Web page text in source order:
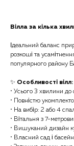
Вілла за кілька
Ідеальний баланс
розкоші та
популярного району
✨ Особливості вілл:
• Усього 3 хвилини до
• Повністю
• На вибір: 2 або 4
• Вітальня з 7-
• Вишуканий дизайн
• Власний сад і басейн